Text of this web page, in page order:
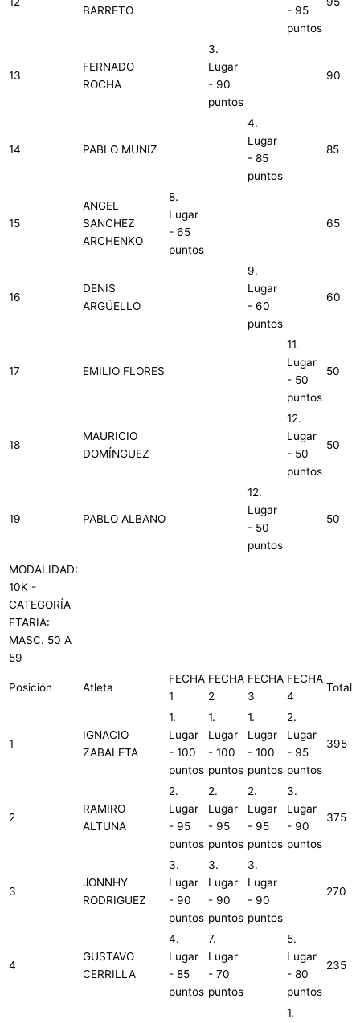
BARRETO
- 95
puntos
13
FERNADO
ROCHA
3.
Lugar
- 90
puntos
90
14 PABLO MUNIZ
4.
Lugar
- 85
puntos
85
15
ANGEL
SANCHEZ
ARCHENKO
8.
Lugar
- 65
puntos
65
16
DENIS
ARGÜELLO
9.
Lugar
- 60
puntos
60
17 EMILIO FLORES
11.
Lugar
- 50
puntos
50
18
MAURICIO
DOMÍNGUEZ
12.
Lugar
- 50
puntos
50
19 PABLO ALBANO
12.
Lugar
- 50
puntos
50
MODALIDAD:
10K -
CATEGORÍA
ETARIA:
MASC. 50 A
59
Posición Atleta
FECHA
1
FECHA
2
FECHA
3
FECHA
4
Total
1
IGNACIO
ZABALETA
1.
Lugar
- 100
puntos
1.
Lugar
- 100
puntos
1.
Lugar
- 100
puntos
2.
Lugar
- 95
puntos
395
2
RAMIRO
ALTUNA
2.
Lugar
- 95
puntos
2.
Lugar
- 95
puntos
2.
Lugar
- 95
puntos
3.
Lugar
- 90
puntos
375
3
JONNHY
RODRIGUEZ
3.
Lugar
- 90
puntos
3.
Lugar
- 90
puntos
3.
Lugar
- 90
puntos
270
4
GUSTAVO
CERRILLA
4.
Lugar
- 85
puntos
7.
Lugar
- 70
puntos
5.
Lugar
- 80
puntos
235
1.